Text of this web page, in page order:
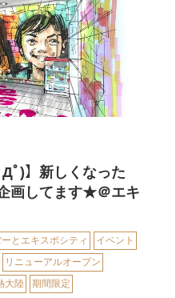
Дﾟ)】新しくなった
画してます★＠エキ
ーとエキスポシティ
イベント
リニューアルオープン
大陸
期間限定